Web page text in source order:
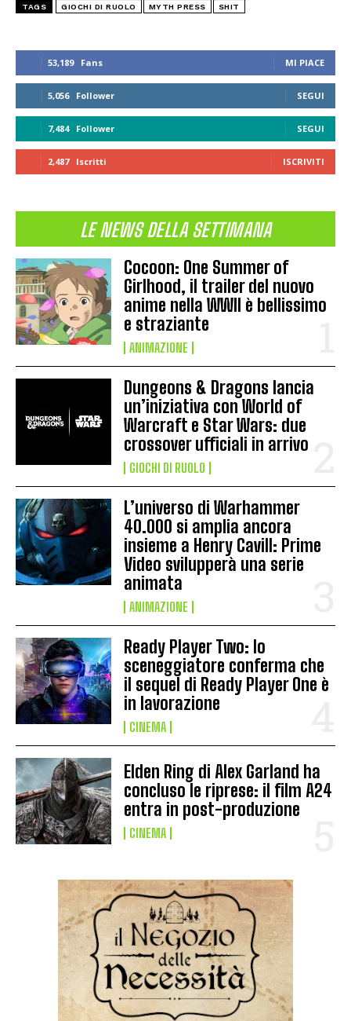
53,189 Fans MI PIACE
5,056 Follower SEGUI
7,484 Follower SEGUI
2,487 Iscritti ISCRIVITI
LE NEWS DELLA SETTIMANA
Cocoon: One Summer of
Girlhood, il trailer del nuovo
anime nella WWII è bellissimo
e straziante
ANIMAZIONE
Dungeons & Dragons lancia
un’iniziativa con World of
Warcraft e Star Wars: due
crossover ufficiali in arrivo
GIOCHI DI RUOLO
L’universo di Warhammer
40.000 si amplia ancora
insieme a Henry Cavill: Prime
Video svilupperà una serie
animata
ANIMAZIONE
Ready Player Two: lo
sceneggiatore conferma che
il sequel di Ready Player One è
in lavorazione
CINEMA
Elden Ring di Alex Garland ha
concluso le riprese: il film A24
entra in post-produzione
CINEMA
TAGS GIOCHI DI RUOLO MYTH PRESS SHIT